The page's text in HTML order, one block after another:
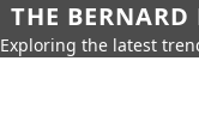
THE
Exploring the latest